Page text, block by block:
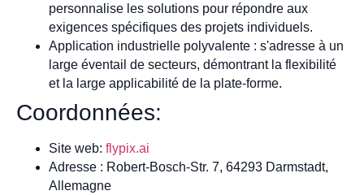
personnalise les solutions pour répondre aux
exigences spécifiques des projets individuels.
Application industrielle polyvalente : s'adresse à un
large éventail de secteurs, démontrant la flexibilité
et la large applicabilité de la plate-forme.
Coordonnées:
Site web: flypix.ai
Adresse : Robert-Bosch-Str. 7, 64293 Darmstadt,
Allemagne